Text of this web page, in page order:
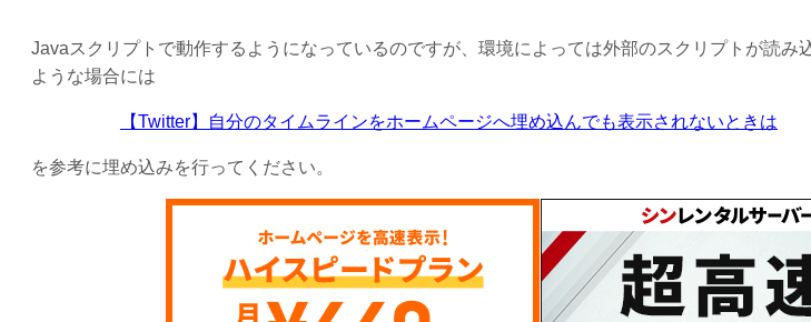
Javaスクリプトで動作するようになっているのですが、環境によっては外部のスクリプトが読み
ような場合には
【Twitter】自分のタイムラインをホームページへ埋め込んでも表示されないときは
を参考に埋め込みを行ってください。